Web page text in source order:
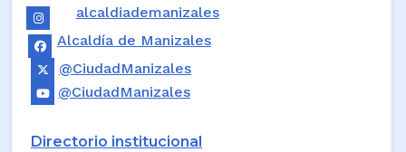
alcaldiademanizales
Alcaldía de Manizales
@CiudadManizales
@CiudadManizales
Directorio institucional